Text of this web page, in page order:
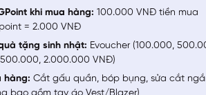
khi mua hàng: 100.000 VNĐ tiền mua
= 2.000 VNĐ
tặng sinh nhật: Evoucher (100.000,
2.000.000 VNĐ)
hàng: Cắt gấu quần, bóp bụng, sửa cắt